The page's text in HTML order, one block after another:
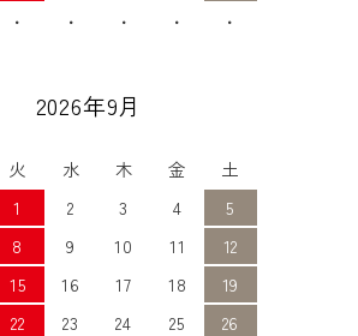
・ ・ ・ ・ ・
2026年9月
火 水 木 金
土
1 2 3 4
5
8 9 10 11
12
15 16 17 18
19
22 23 24 25
26